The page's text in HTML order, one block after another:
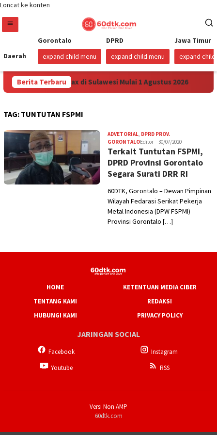
Loncat ke konten
Daerah
Gorontalo
expand child menu
DPRD
expand child menu
Jawa Timur
expand child
Berita Terbaru
Harga Pertamax di Sulawesi Mulai 1 Agustus 2026
TAG: TUNTUTAN FSPMI
ADVETORIAL, DPRD PROV.
GORONTALOEditor 30/07/2020
Terkait Tuntutan FSPMI,
DPRD Provinsi Gorontalo
Segara Surati DRR RI
60DTK, Gorontalo – Dewan Pimpinan
Wilayah Fedarasi Serikat Pekerja
Metal Indonesia (DPW FSPMI)
Provinsi Gorontalo […]
HOME
KETENTUAN MEDIA CIBER
TENTANG KAMI
REDAKSI
HUBUNGI KAMI
PRIVACY POLICY
JARINGAN SOCIAL
Facebook
Instagram
Youtube
RSS
Versi Non AMP
60dtk.com